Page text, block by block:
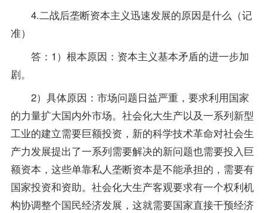
4.二战后垄断资本主义迅速发展的原因是什么（记
准）
答：1）根本原因：资本主义基本矛盾的进一步加
剧。
2）具体原因：市场问题日益严重，要求利用国家
的力量扩大国内外市场。社会化大生产以及一系列新型
工业的建立需要巨额投资，新的科学技术革命对社会生
产力发展提出了一系列需要解决的新问题也需要投入巨
额资本，这些单靠私人垄断资本是不能承担的，需要有
国家投资和资助。社会化大生产客观要求有一个权利机
构协调整个国民经济发展，这就需要国家直接干预经济